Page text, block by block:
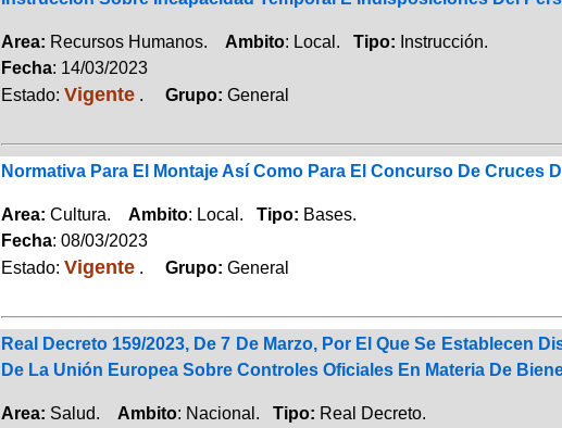
Area: Recursos Humanos. Ambito: Local. Tipo: Instrucción.
Fecha: 14/03/2023
Estado: Vigente. Grupo: General
Normativa Para El Montaje Así Como Para El Concurso De Cruces
Area: Cultura. Ambito: Local. Tipo: Bases.
Fecha: 08/03/2023
Estado: Vigente. Grupo: General
Real Decreto 159/2023, De 7 De Marzo, Por El Que Se Establecen
De La Unión Europea Sobre Controles Oficiales En Materia De
Area: Salud. Ambito: Nacional. Tipo: Real Decreto.